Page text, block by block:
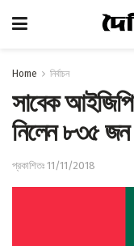
Home নির্বাচন
সাবেক
নিলেন ৮৩৫ জন
প্রকাশিতঃ 11/11/2018